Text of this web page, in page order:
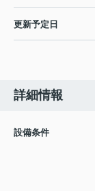
更新予定日
詳細情報
設備条件